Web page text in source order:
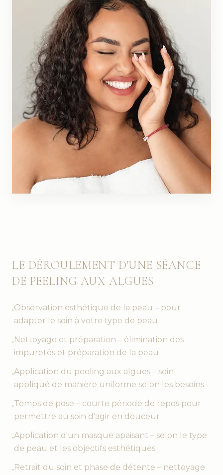
LE DÉROULEMENT D'UNE SÉANCE
DE PEELING AUX ALGUES
•Observation esthétique de la peau – pour
adapter le soin à votre type de peau
• Nettoyage et préparation – élimination des
impuretés et préparation de la peau
•Application du peeling aux algues – soin
appliqué de manière uniforme selon les besoins
•Temps de pose – courte période de repos pour
permettre au soin d'agir en douceur
•Application d'un masque apaisant – selon le type
de peau et les objectifs esthétiques
• Retrait du soin et phase de détente – nettoyage